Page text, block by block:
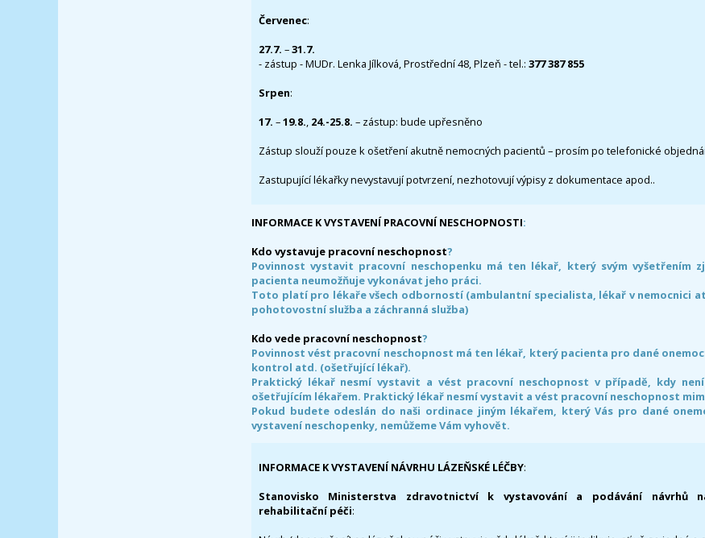
Červenec:
27.7. –31.7.
- zástup - MUDr. Lenka Jílková, Prostřední 48, Plzeň - tel.: 377 387 855
Srpen:
17. –19.8., 24.-25.8. – zástup: bude upřesněno
Zástup slouží pouze k ošetření akutně nemocných pacientů – prosím po telefonické
Zastupující lékařky nevystavují potvrzení, nezhotovují výpisy z dokumentace apod..
INFORMACE K VYSTAVENÍ PRACOVNÍ NESCHOPNOSTI:
Kdo vystavuje pracovní neschopnost?
Povinnost vystavit pracovní neschopenku má ten lékař, který svým vyšetřením
pacienta neumožňuje vykonávat jeho práci.
Toto platí pro lékaře všech odborností (ambulantní specialista, lékař v nemocnici
pohotovostní služba a záchranná služba)
Kdo vede pracovní neschopnost?
Povinnost vést pracovní neschopnost má ten lékař, který pacienta pro dané
kontrol atd. (ošetřující lékař).
Praktický lékař nesmí vystavit a vést pracovní neschopnost v případě, kdy
ošetřujícím lékařem. Praktický lékař nesmí vystavit a vést pracovní neschopnost
Pokud budete odeslán do naši ordinace jiným lékařem, který Vás pro dané
vystavení neschopenky, nemůžeme Vám vyhovět.
INFORMACE K VYSTAVENÍ NÁVRHU LÁZEŇSKÉ LÉČBY:
Stanovisko Ministerstva zdravotnictví k vystavování a podávání návrhů
rehabilitační péči: